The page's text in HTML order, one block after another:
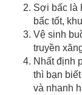
Sợi bấc là
bấc tốt,
Vệ sinh
truyền
Nhất định
thì bạn
và nhanh